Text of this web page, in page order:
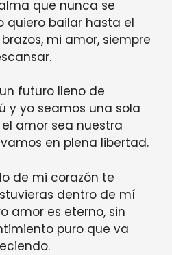
que nunca se
quiero bailar hasta el
mi amor, siempre
futuro lleno de
y yo seamos una sola
amor sea nuestra
en plena libertad.
de mi corazón te
dentro de mí
amor es eterno, sin
puro que va